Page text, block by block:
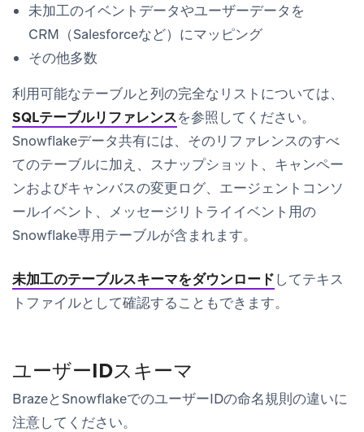
未加工のイベントデータやユーザーデータを
CRM（Salesforceなど）にマッピング
その他多数
利用可能なテーブルと列の完全なリストについては、
SQLテーブルリファレンスを参照してください。
Snowflakeデータ共有には、そのリファレンスのすべ
てのテーブルに加え、スナップショット、キャンペー
ンおよびキャンバスの変更ログ、エージェントコンソ
ールイベント、メッセージリトライイベント用の
Snowflake専用テーブルが含まれます。
未加工のテーブルスキーマをダウンロードしてテキス
トファイルとして確認することもできます。
ユーザーIDスキーマ
BrazeとSnowflakeでのユーザーIDの命名規則の違いに
注意してください。